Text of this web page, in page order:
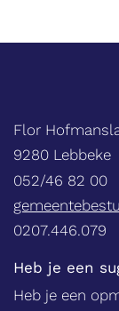
Balie
Adres
Flor
,9280 Lebbeke
052/46 82 00
E-
mail
0207.446.079
Heb je een
Heb je een